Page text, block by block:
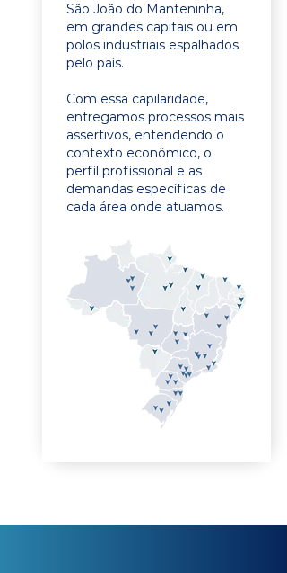
São João do Manteninha,
em grandes capitais ou em
polos industriais espalhados
pelo país.
Com essa capilaridade,
entregamos processos mais
assertivos, entendendo o
contexto econômico, o
perfil profissional e as
demandas específicas de
cada área onde atuamos.